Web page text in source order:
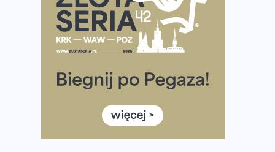
Tętno vs tempo – czym kierować się w bieganiu?
Co ma dużo białka? Produkty, które warto włączyć do
Rozbiegany Olsztyn szykuje się na weekend z
Już w tę sobotę 35. Bieg Powstania Warszawskiego.